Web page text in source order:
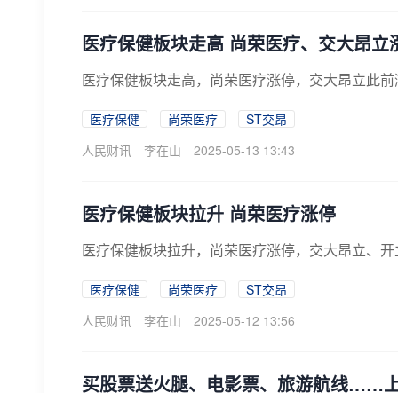
医疗保健板块走高 尚荣医疗、交大昂立
医疗保健板块走高，尚荣医疗涨停，交大昂立此
医疗保健 尚荣医疗
ST交昂
人民财讯
李在山 2025-05-13 13:43
医疗保健板块拉升 尚荣医疗涨停
医疗保健板块拉升，尚荣医疗涨停，交大昂立、
医疗保健 尚荣医疗
ST交昂
人民财讯
李在山 2025-05-12 13:56
买股票送火腿、电影票、旅游航线……